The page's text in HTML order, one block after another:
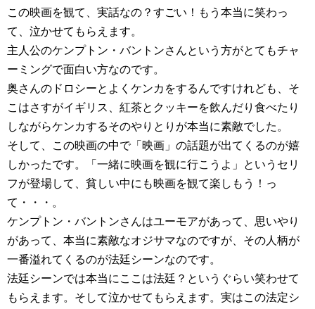
この映画を観て、実話なの？すごい！もう本当に笑わっ
て、泣かせてもらえます。
主人公のケンプトン・バントンさんという方がとてもチャ
ーミングで面白い方なのです。
奥さんのドロシーとよくケンカをするんですけれども、そ
こはさすがイギリス、紅茶とクッキーを飲んだり食べたり
しながらケンカするそのやりとりが本当に素敵でした。
そして、この映画の中で「映画」の話題が出てくるのが嬉
しかったです。「一緒に映画を観に行こうよ」というセリ
フが登場して、貧しい中にも映画を観て楽しもう！っ
て・・・。
ケンプトン・バントンさんはユーモアがあって、思いやり
があって、本当に素敵なオジサマなのですが、その人柄が
一番溢れてくるのが法廷シーンなのです。
法廷シーンでは本当にここは法廷？というぐらい笑わせて
もらえます。そして泣かせてもらえます。実はこの法定シ